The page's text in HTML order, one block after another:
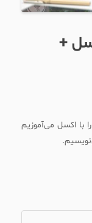
+
با اکسل می‌آموزیم